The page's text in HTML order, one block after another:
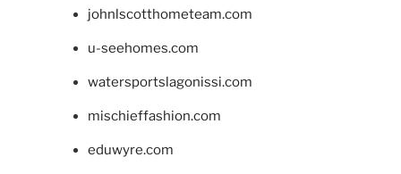
johnlscotthometeam.com
u-seehomes.com
watersportslagonissi.com
mischieffashion.com
eduwyre.com